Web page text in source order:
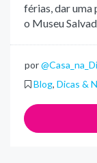
férias, dar uma
o Museu
por
Blog, Dicas &